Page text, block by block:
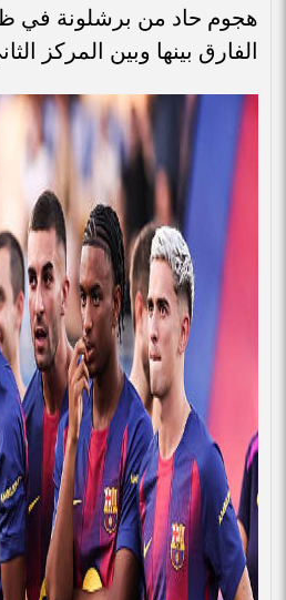
هجوم حاد من برشلونة في
الفارق بينها وبين المركز